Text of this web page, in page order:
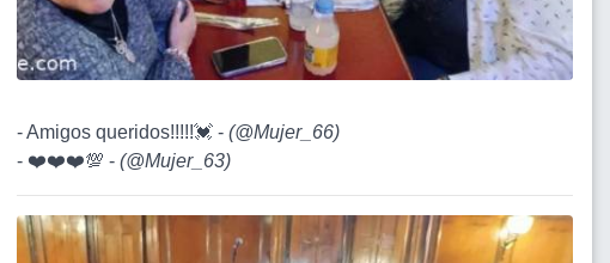
- Amigos queridos!!!!!💓 - (@Mujer_66)
- ❤️❤️❤️💯 - (@Mujer_63)